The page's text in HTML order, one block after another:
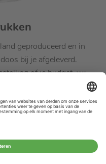
geproduceerd en in
bij je afgeleverd.
of je budget, wij
staat
hoogwaardige
prijs! Bij de
jij je bierglas kunt